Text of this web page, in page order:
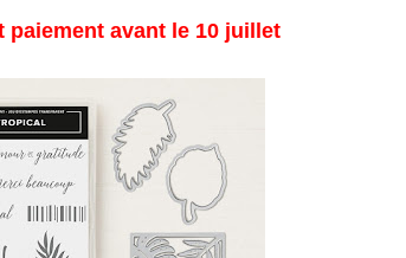
paiement avant le 10 juillet